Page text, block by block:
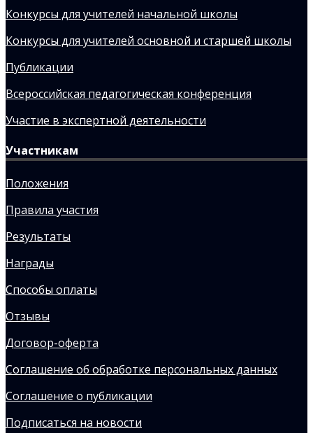
Конкурсы для учителей начальной школы
Конкурсы для учителей основной и старшей школы
Публикации
Всероссийская педагогическая конференция
Участие в экспертной деятельности
Участникам
Положения
Правила участия
Результаты
Награды
Способы оплаты
Отзывы
Договор-оферта
Соглашение об обработке персональных данных
Соглашение о публикации
Подписаться на новости